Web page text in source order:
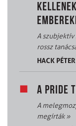
A szubjektív
rossz
HACK PÉTER
A PRIDE
A
megírták»